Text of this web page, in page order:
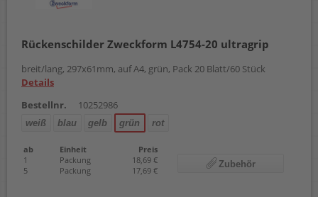
Rückenschilder Zweckform L4754-20 ultragrip
breit/lang, 297x61mm, auf A4, grün, Pack 20 Blatt/60 Stück
Details
Bestellnr.
10252986
weiß blau gelb grün rot
ab Einheit
Preis
1
Packung
18,69 €
5
Packung 17,69 €
Zubehör